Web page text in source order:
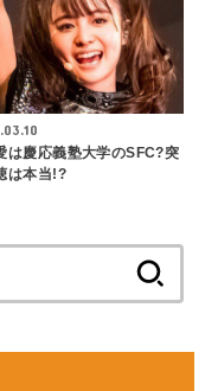
は慶応義塾大学のSFC?突
は本当!?